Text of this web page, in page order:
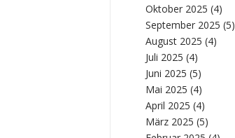
Oktober 2025 (4)
September 2025 (5)
August 2025 (4)
Juli 2025 (4)
Juni 2025 (5)
Mai 2025 (4)
April 2025 (4)
März 2025 (5)